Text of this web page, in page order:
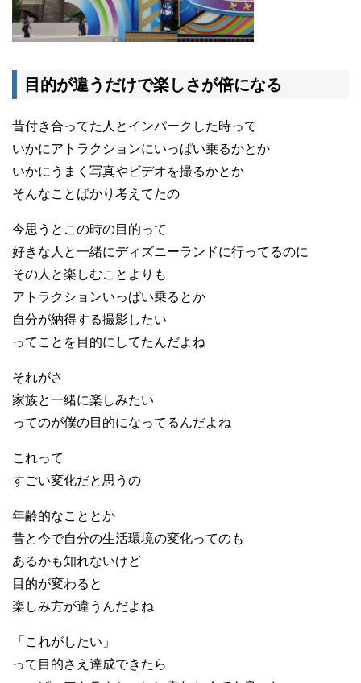
目的が違うだけで楽しさが倍になる
昔付き合ってた人とインパークした時って
いかにアトラクションにいっぱい乗るかとか
いかにうまく写真やビデオを撮るかとか
そんなことばかり考えてたの
今思うとこの時の目的って
好きな人と一緒にディズニーランドに行ってるのに
その人と楽しむことよりも
アトラクションいっぱい乗るとか
自分が納得する撮影したい
ってことを目的にしてたんだよね
それがさ
家族と一緒に楽しみたい
ってのが僕の目的になってるんだよね
これって
すごい変化だと思うの
年齢的なこととか
昔と今で自分の生活環境の変化ってのも
あるかも知れないけど
目的が変わると
楽しみ方が違うんだよね
「これがしたい」
って目的さえ達成できたら